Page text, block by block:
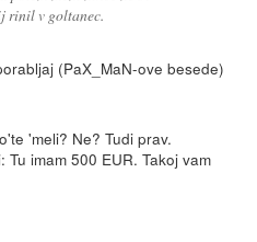
rinil v goltanec.
(PaX_MaN-ove besede)
'meli? Ne? Tudi prav.
imam 500 EUR. Takoj vam